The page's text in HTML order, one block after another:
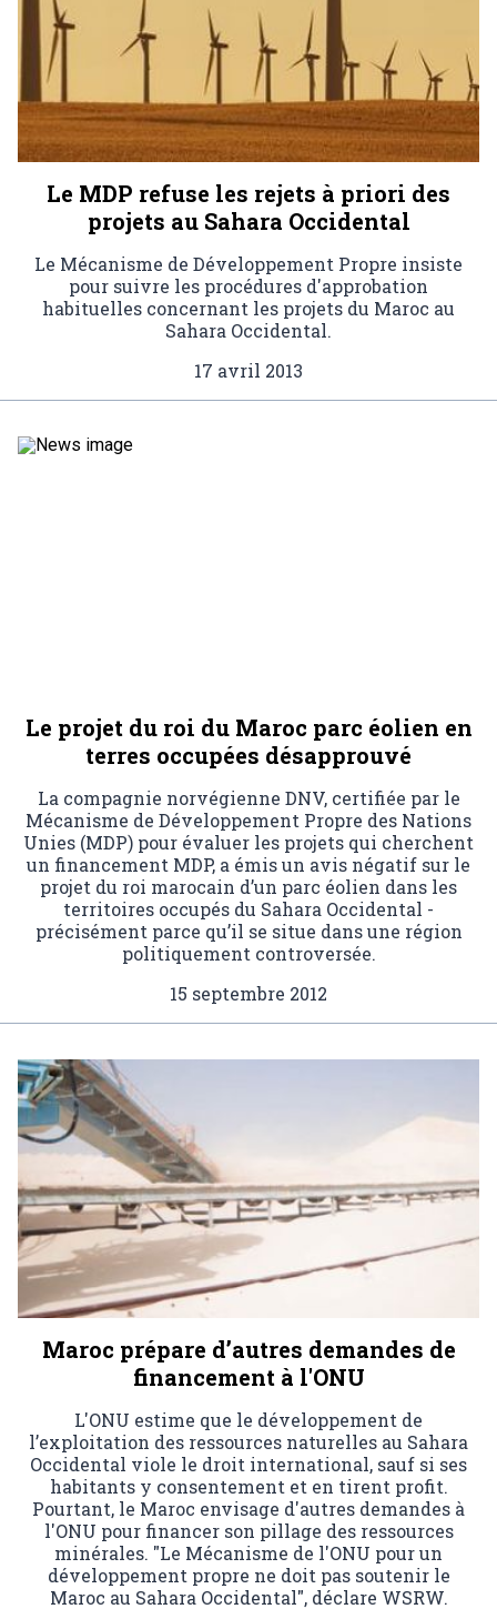
Le MDP refuse les rejets à priori des
projets au Sahara Occidental
Le Mécanisme de Développement Propre insiste
pour suivre les procédures d'approbation
habituelles concernant les projets du Maroc au
Sahara Occidental.
17 avril 2013
Le projet du roi du Maroc parc éolien en
terres occupées désapprouvé
La compagnie norvégienne DNV, certifiée par le
Mécanisme de Développement Propre des Nations
Unies (MDP) pour évaluer les projets qui cherchent
un financement MDP, a émis un avis négatif sur le
projet du roi marocain d’un parc éolien dans les
territoires occupés du Sahara Occidental -
précisément parce qu’il se situe dans une région
politiquement controversée.
15 septembre 2012
Maroc prépare d’autres demandes de
financement à l'ONU
L'ONU estime que le développement de
l’exploitation des ressources naturelles au Sahara
Occidental viole le droit international, sauf si ses
habitants y consentement et en tirent profit.
Pourtant, le Maroc envisage d'autres demandes à
l'ONU pour financer son pillage des ressources
minérales. "Le Mécanisme de l'ONU pour un
développement propre ne doit pas soutenir le
Maroc au Sahara Occidental", déclare WSRW.